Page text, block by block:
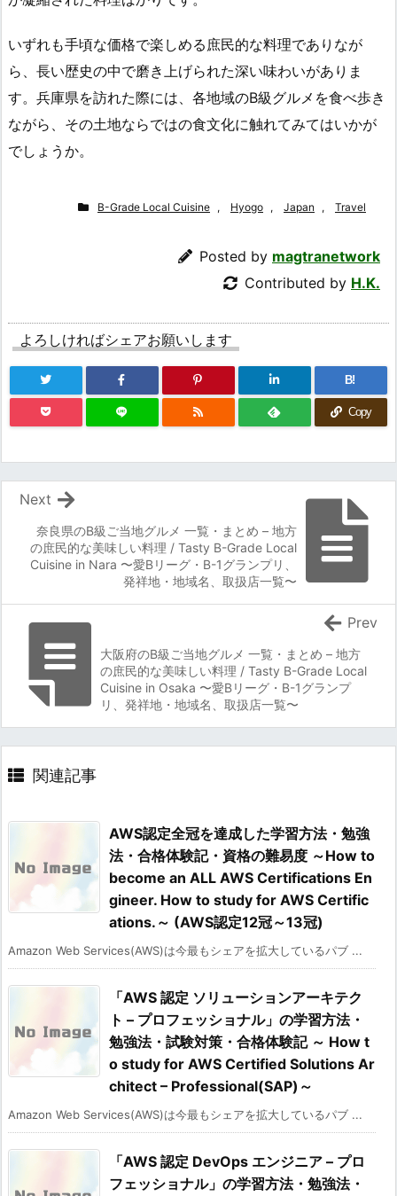
いずれも手頃な価格で楽しめる庶民的な料理でありなが
ら、長い歴史の中で磨き上げられた深い味わいがありま
す。兵庫県を訪れた際には、各地域のB級グルメを食べ歩き
ながら、その土地ならではの食文化に触れてみてはいかが
でしょうか。
B-Grade Local Cuisine , Hyogo , Japan , Travel
Posted by magtranetwork
Contributed by H.K.
よろしければシェアお願いします
B!
Copy
奈良県のB級ご当地グルメ 一覧・まとめ – 地方
の庶民的な美味しい料理 / Tasty B-Grade Local
Cuisine in Nara 〜愛Bリーグ・B-1グランプリ、
発祥地・地域名、取扱店一覧〜
Next
大阪府のB級ご当地グルメ 一覧・まとめ – 地方
の庶民的な美味しい料理 / Tasty B-Grade Local
Cuisine in Osaka 〜愛Bリーグ・B-1グランプ
リ、発祥地・地域名、取扱店一覧〜
Prev
関連記事
AWS認定全冠を達成した学習方法・勉強
法・合格体験記・資格の難易度 ～How to
become an ALL AWS Certifications En
gineer. How to study for AWS Certific
ations.～ (AWS認定12冠～13冠)
Amazon Web Services(AWS)は今最もシェアを拡大しているパブ ...
「AWS 認定 ソリューションアーキテク
ト – プロフェッショナル」の学習方法・
勉強法・試験対策・合格体験記 ～ How t
o study for AWS Certified Solutions Ar
chitect – Professional(SAP)～
Amazon Web Services(AWS)は今最もシェアを拡大しているパブ ...
「AWS 認定 DevOps エンジニア – プロ
フェッショナル」の学習方法・勉強法・